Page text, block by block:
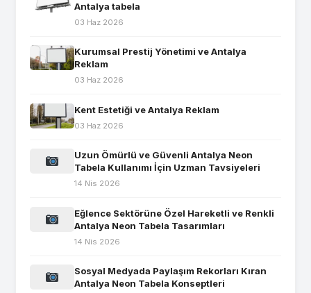
Antalya tabela
03 Haz 2026
Kurumsal Prestij Yönetimi ve Antalya
Reklam
03 Haz 2026
Kent Estetiği ve Antalya Reklam
03 Haz 2026
Uzun Ömürlü ve Güvenli Antalya Neon
Tabela Kullanımı İçin Uzman Tavsiyeleri
14 Nis 2026
Eğlence Sektörüne Özel Hareketli ve Renkli
Antalya Neon Tabela Tasarımları
14 Nis 2026
Sosyal Medyada Paylaşım Rekorları Kıran
Antalya Neon Tabela Konseptleri